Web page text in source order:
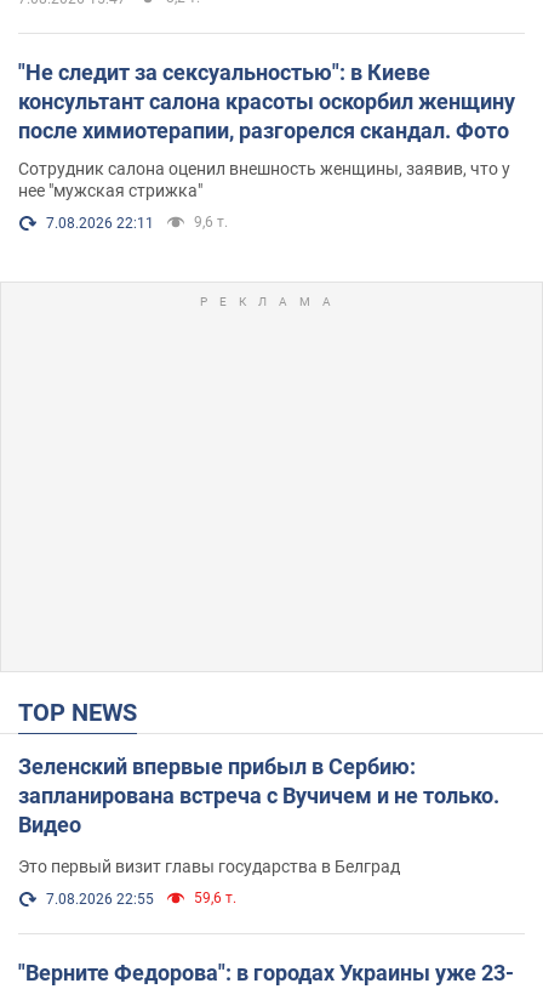
"Не следит за сексуальностью": в Киеве
консультант салона красоты оскорбил женщину
после химиотерапии, разгорелся скандал. Фото
Сотрудник салона оценил внешность женщины, заявив, что у
нее "мужская стрижка"
7.08.2026 22:11 9,6 т.
TOP NEWS
Зеленский впервые прибыл в Сербию:
запланирована встреча с Вучичем и не только.
Видео
Это первый визит главы государства в Белград
7.08.2026 22:55 59,6 т.
"Верните Федорова": в городах Украины уже 23-